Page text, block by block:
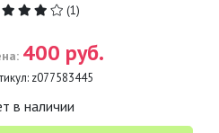
(1)
400 руб.
z077583445
в наличии